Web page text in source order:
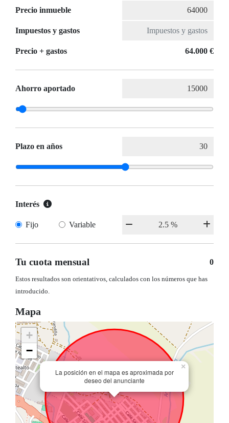
Precio inmueble
Impuestos y gastos
Precio + gastos 64.000 €
Ahorro aportado
Plazo en años
Interés
Fijo Variable
Tu cuota mensual 0
Estos resultados son orientativos, calculados con los números que has
introducido.
Mapa
La posición en el mapa es aproximada por
deseo del anunciante
×
+
−